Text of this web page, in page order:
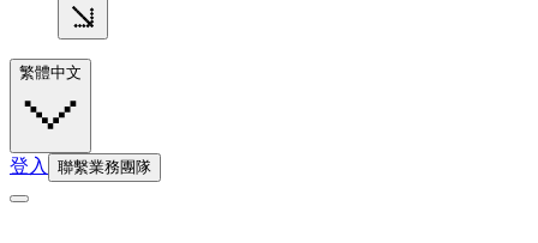
繁體中文
登入 聯繫業務團隊